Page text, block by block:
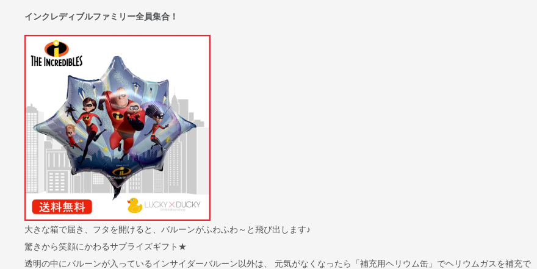
インクレディブルファミリー全員集合！
大きな箱で届き、フタを開けると、バルーンがふわふわ～と飛び出します♪
驚きから笑顔にかわるサプライズギフト★
透明の中にバルーンが入っているインサイダーバルーン以外は、 元気がなくなったら「補充用ヘリウム缶」でヘリウムガスを補充で